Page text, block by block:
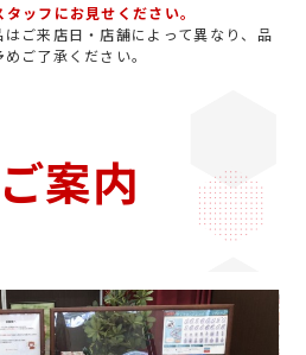
ッフにお見せください。
ご来店日・店舗によって異なり、品
ご了承ください。
ご案内